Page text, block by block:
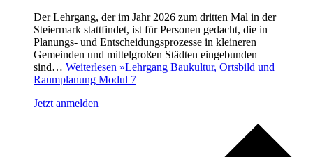
Der Lehrgang, der im Jahr 2026 zum dritten Mal in der
Steiermark stattfindet, ist für Personen gedacht, die in
Planungs- und Entscheidungsprozesse in kleineren
Gemeinden und mittelgroßen Städten eingebunden
sind… Weiterlesen »Lehrgang Baukultur, Ortsbild und
Raumplanung Modul 7
Jetzt anmelden